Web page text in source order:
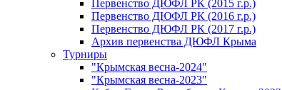
Первенство ДЮФЛ РК (2015 г.р.)
Первенство ДЮФЛ РК (2016 г.р.)
Первенство ДЮФЛ РК (2017 г.р.)
Архив первенства ДЮФЛ Крыма
Турниры
"Крымская весна-2024"
"Крымская весна-2023"